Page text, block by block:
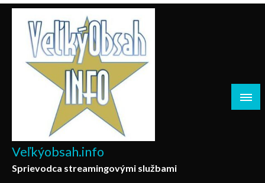
Skip
content
Veľkýobsah.info
Sprievodca streamingovými službami